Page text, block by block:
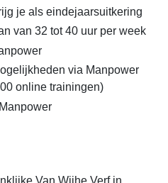
je als eindejaarsuitkering
van 32 tot 40 uur per week
via Manpower
online trainingen)
Van Wijhe Verf in